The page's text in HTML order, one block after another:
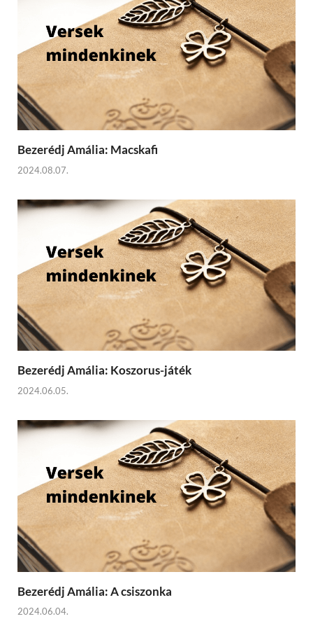
Bezerédj Amália: Macskafi
2024.08.07.
Bezerédj Amália: Koszorus-játék
2024.06.05.
Bezerédj Amália: A csiszonka
2024.06.04.